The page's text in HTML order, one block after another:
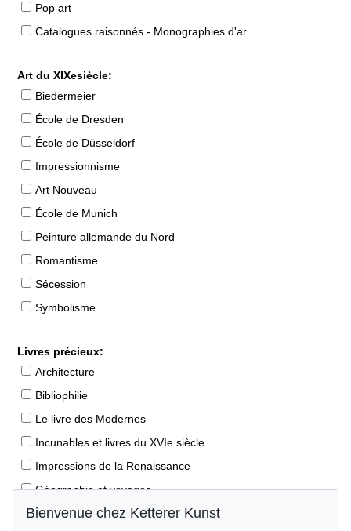
Pop art
Catalogues raisonnés - Monographies d'artistes
Art du XIXesiècle:
Biedermeier
École de Dresden
École de Düsseldorf
Impressionnisme
Art Nouveau
École de Munich
Peinture allemande du Nord
Romantisme
Sécession
Symbolisme
Livres précieux:
Architecture
Bibliophilie
Le livre des Modernes
Incunables et livres du XVIe siècle
Impressions de la Renaissance
Géographie et voyages
Éditions princeps
Bienvenue chez Ketterer Kunst